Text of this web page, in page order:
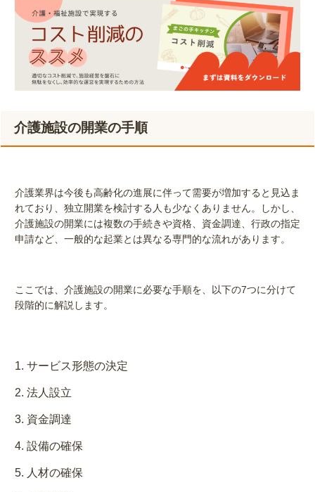
介護施設の開業の手順
介護業界は今後も高齢化の進展に伴って需要が増加すると見込ま
れており、独立開業を検討する人も少なくありません。しかし、
介護施設の開業には複数の手続きや資格、資金調達、行政の指定
申請など、一般的な起業とは異なる専門的な流れがあります。
ここでは、介護施設の開業に必要な手順を、以下の7つに分けて
段階的に解説します。
サービス形態の決定
法人設立
資金調達
設備の確保
人材の確保